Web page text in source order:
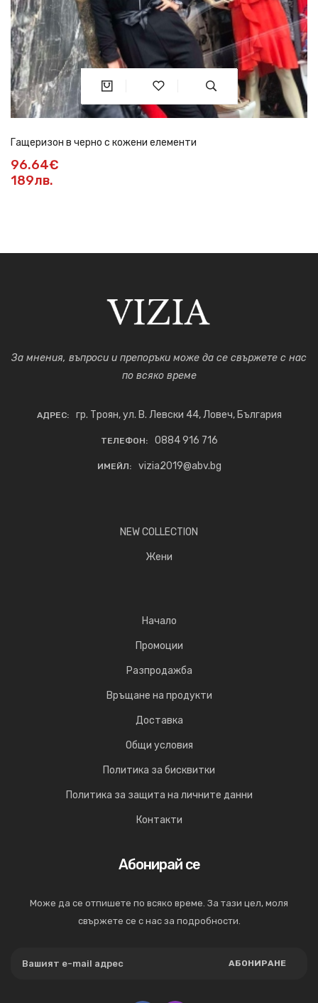
Гащеризон в черно с кожени елементи
96.64€
189лв.
За мнения, въпроси и препоръки може да се свържете с нас
по всяко време
АДРЕС: гр. Троян, ул. В. Левски 44, Ловеч, България
ТЕЛЕФОН: 0884 916 716
ИМЕЙЛ: vizia2019@abv.bg
NEW COLLECTION
Жени
Начало
Промоции
Разпродажба
Връщане на продукти
Доставка
Общи условия
Политика за бисквитки
Политика за защита на личните данни
Контакти
Абонирай се
Може да се отпишете по всяко време. За тази цел, моля
свържете се с нас за подробности.
АБОНИРАНЕ